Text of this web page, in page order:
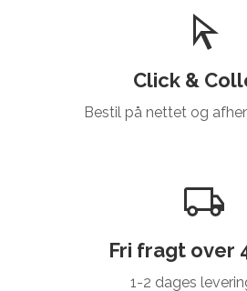
Click &
Bestil på nettet og
Fri fragt over
1-2 dages